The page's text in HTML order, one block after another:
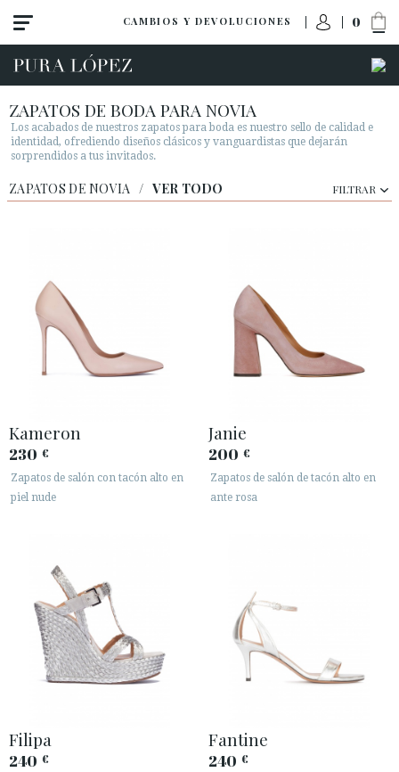
CAMBIOS Y DEVOLUCIONES 0
Ver todo
Zapatos
Sandalias
Tacón alto
Tacón medio
ACCESO A MI PEDIDO
· ATENCIÓN AL CLIENTE
· ENVÍOS
· CAMBIOS Y DEVOLUCIONES
· POLÍTICA DE PRIVACIDAD
· AVISO LEGAL
ZAPATOS DE BODA PARA NOVIA
Los acabados de nuestros zapatos para boda es nuestro sello de calidad e
identidad, ofrediendo diseños clásicos y vanguardistas que dejarán
sorprendidos a tus invitados.
ZAPATOS DE NOVIA / VER TODO FILTRAR
Kameron
230 €
Zapatos de salón con tacón alto en
piel nude
Janie
200 €
Zapatos de salón de tacón alto en
ante rosa
Filipa
240 €
Fantine
240 €